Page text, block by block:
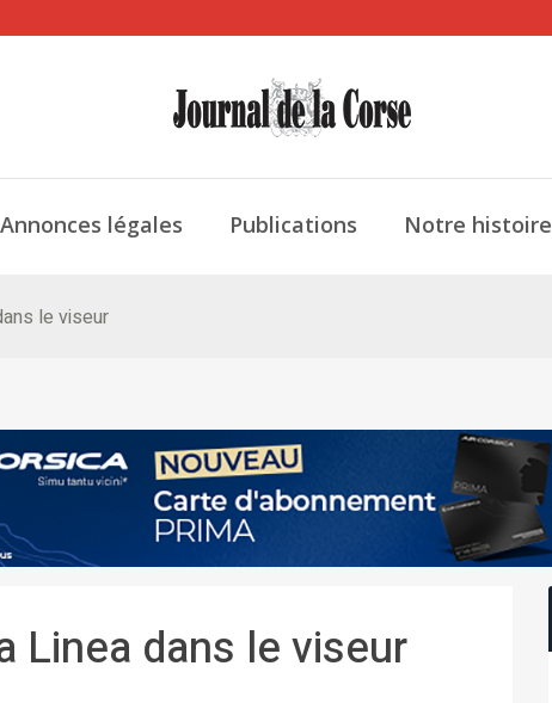
Annonces légales Publications Notre histoire
le viseur
Linea dans le viseur